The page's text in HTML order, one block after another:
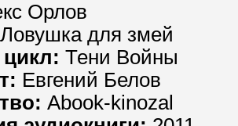
Орлов
Ловушка для змей
Тени Войны
Евгений Белов
Abook-kinozal